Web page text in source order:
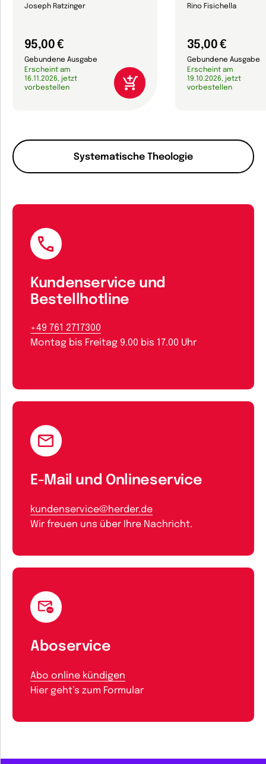
Systematische Theologie
Joseph Ratzinger
95,00 €
Gebundene Ausgabe
Erscheint am
16.11.2026, jetzt
vorbestellen
Rino Fisichella
35,00 €
Gebundene Ausgabe
Erscheint am
19.10.2026, jetzt
vorbestellen
Kundenservice und
Bestellhotline
+49 761 2717300
Montag bis Freitag 9.00 bis 17.00 Uhr
E-Mail und Onlineservice
kundenservice@herder.de
Wir freuen uns über Ihre Nachricht.
Aboservice
Abo online kündigen
Hier geht’s zum Formular